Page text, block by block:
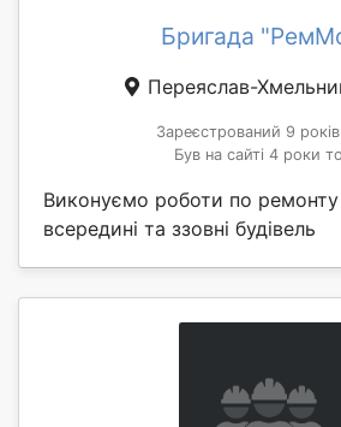
Бригада
Переяслав-
Зареєстрований 9
Був на сайті 4 роки
Виконуємо роботи по ремонту
всередині та ззовні будівель